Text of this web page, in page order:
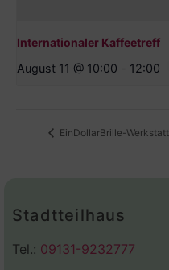
Internationaler Kaffeetreff
August 11 @ 10:00 - 12:00
EinDollarBrille-Werkstatt
Stadtteilhaus
Tel.: 09131-9232777